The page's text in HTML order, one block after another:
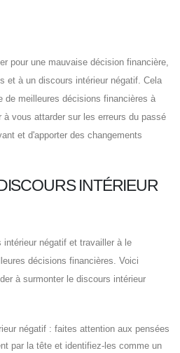
pour une mauvaise décision financière,
et à un discours intérieur négatif. Cela
de meilleures décisions financières à
à vous attarder sur les erreurs du passé
et d'apporter des changements
INTÉRIEUR
négatif et travailler à le
décisions financières. Voici
à surmonter le discours intérieur
négatif : faites attention aux pensées
par la tête et identifiez-les comme un